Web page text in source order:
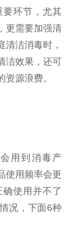
要环节，尤其
更需要加强清
清洁消毒时，
洁效果，还可
源浪费。
用到消毒产
使用频率会更
使用并不了
况，下面6种